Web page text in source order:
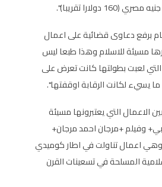
برفع دعاوى قضائية على اعمال
مسيئة للاسلام وهذا طبعا ليس
لعبت بطولتها كانت تعرض على
ما يسيء لكانت الرقابة اوقفتها".
الاعمال التي يعتبرونها مسيئة
وفيلم +مرجان احمد مرجان+
وهي اعمال تناولت في اطار كوميدي
المسلحة في تسعينات القرن